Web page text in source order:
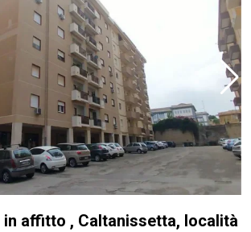
affitto , Caltanissetta, località